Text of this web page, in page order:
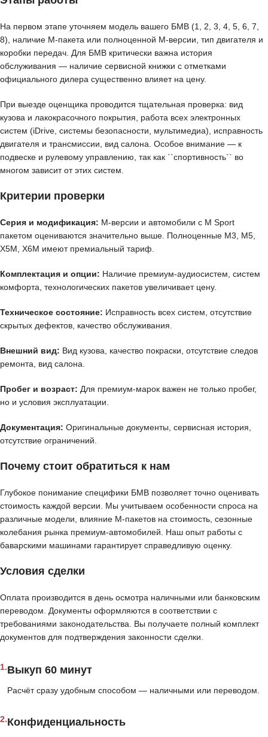
На первом этапе уточняем модель вашего БМВ (1, 2, 3, 4, 5, 6, 7,
8), наличие M-пакета или полноценной M-версии, тип двигателя и
коробки передач. Для БМВ критически важна история
обслуживания — наличие сервисной книжки с отметками
официального дилера существенно влияет на цену.
При выезде оценщика проводится тщательная проверка: вид
кузова и лакокрасочного покрытия, работа всех электронных
систем (iDrive, системы безопасности, мультимедиа), исправность
двигателя и трансмиссии, вид салона. Особое внимание — к
подвеске и рулевому управлению, так как ``спортивность`` во
многом зависит от этих систем.
Критерии проверки
Серия и модификация: M-версии и автомобили с M Sport
пакетом оцениваются значительно выше. Полноценные M3, M5,
X5M, X6M имеют премиальный тариф.
Комплектация и опции: Наличие премиум-аудиосистем, систем
комфорта, технологических пакетов увеличивает цену.
Техническое состояние: Исправность всех систем, отсутствие
скрытых дефектов, качество обслуживания.
Внешний вид: Вид кузова, качество покраски, отсутствие следов
ремонта, вид салона.
Пробег и возраст: Для премиум-марок важен не только пробег,
но и условия эксплуатации.
Документация: Оригинальные документы, сервисная история,
отсутствие ограничений.
Почему стоит обратиться к нам
Глубокое понимание специфики БМВ позволяет точно оценивать
стоимость каждой версии. Мы учитываем особенности спроса на
различные модели, влияние M-пакетов на стоимость, сезонные
колебания рынка премиум-автомобилей. Наш опыт работы с
баварскими машинами гарантирует справедливую оценку.
Условия сделки
Оплата производится в день осмотра наличными или банковским
переводом. Документы оформляются в соответствии с
требованиями законодательства. Вы получаете полный комплект
документов для подтверждения законности сделки.
1.Выкуп 60 минут
Расчёт сразу удобным способом — наличными или переводом.
2.Конфиденциальность